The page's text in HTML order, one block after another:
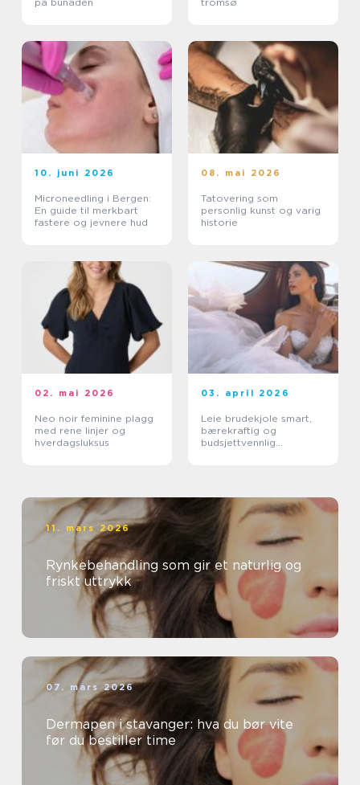
10. juni 2026
Microneedling i Bergen:
En guide til merkbart
fastere og jevnere hud
08. mai 2026
Tatovering som
personlig kunst og varig
historie
02. mai 2026
Neo noir feminine plagg
med rene linjer og
hverdagsluksus
03. april 2026
Leie brudekjole smart,
bærekraftig og
budsjettvennlig
11. mars 2026
Rynkebehandling som gir et naturlig og
friskt uttrykk
07. mars 2026
Dermapen i stavanger: hva du bør vite
før du bestiller time